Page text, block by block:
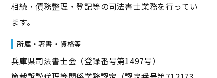
相続・債務整理・登記等の司法書士業務を行ってい
ます。
所属・著書・資格等
兵庫県司法書士会（登録番号第1497号）